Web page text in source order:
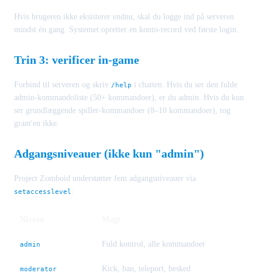
Hvis brugeren ikke eksisterer endnu, skal du logge ind på serveren
mindst én gang. Systemet opretter en konto-record ved første login.
Trin 3: verificer in-game
Forbind til serveren og skriv /help i chatten. Hvis du ser den fulde
admin-kommandoliste (50+ kommandoer), er du admin. Hvis du kun
ser grundlæggende spiller-kommandoer (8–10 kommandoer), tog
grant'en ikke.
Adgangsniveauer (ikke kun "admin")
Project Zomboid understøtter fem adgangsniveauer via
setaccesslevel :
admin Fuld kontrol, alle kommandoer
moderator Kick, ban, teleport, besked